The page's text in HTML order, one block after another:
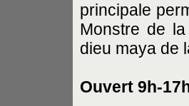
principale
Monstre de
dieu maya de
Ouvert 9h-